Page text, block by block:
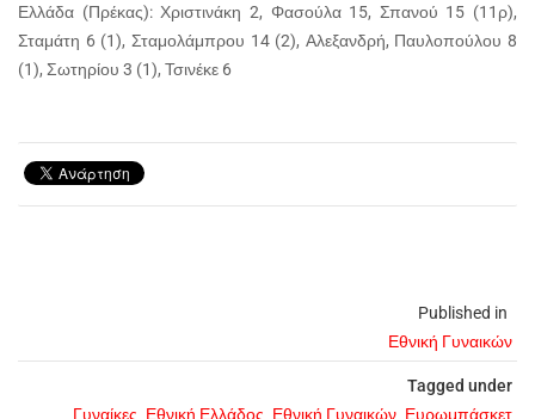
Published in
Εθνική Γυναικών
Tagged under
Γυναίκες Εθνική Ελλάδος Εθνική Γυναικών Ευρωμπάσκετ
Ελλάδα (Πρέκας): Χριστινάκη 2, Φασούλα 15, Σπανού 15 (11ρ),
Σταμάτη 6 (1), Σταμολάμπρου 14 (2), Αλεξανδρή, Παυλοπούλου 8
(1), Σωτηρίου 3 (1), Τσινέκε 6